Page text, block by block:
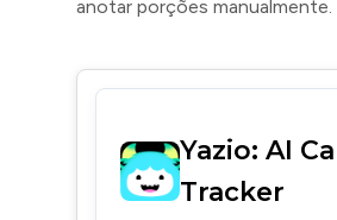
anotar porções manualmente.
Yazio: AI
Tracker